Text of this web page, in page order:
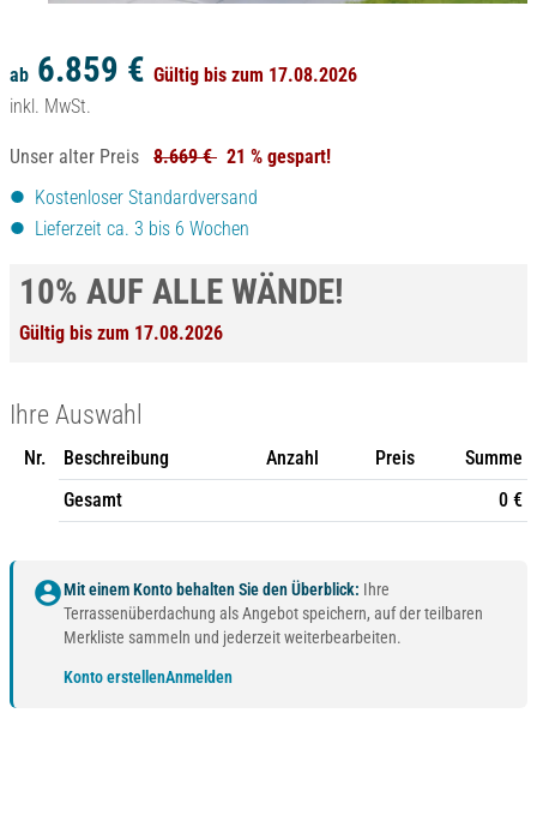
ab 6.859 € Gültig bis zum 17.08.2026
inkl. MwSt.
Unser alter Preis 8.669 € 21 % gespart!
Kostenloser Standardversand
Lieferzeit ca. 3 bis 6 Wochen
10% AUF ALLE WÄNDE!
Gültig bis zum 17.08.2026
Ihre Auswahl
Nr. Beschreibung Anzahl Preis
Summe
Gesamt
0 €
account_circleMit einem Konto behalten Sie den Überblick: Ihre
Terrassenüberdachung als Angebot speichern, auf der teilbaren
Merkliste sammeln und jederzeit weiterbearbeiten.
Konto erstellenAnmelden